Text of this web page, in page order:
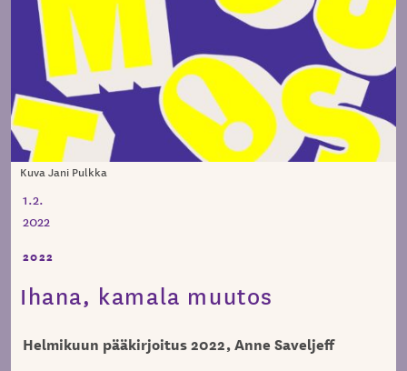
Kuva Jani Pulkka
1.2.
2022
2022
Ihana, kamala muutos
Helmikuun pääkirjoitus 2022, Anne Saveljeff